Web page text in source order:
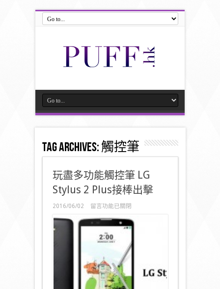
Tag Archives:觸控筆
玩盡多功能觸控筆 LG
Stylus 2 Plus接棒出擊
2016/06/02
在
盡
控
筆
LG
Stylus
留言功能已關閉